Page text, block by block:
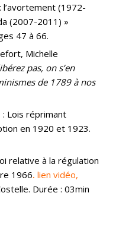
(1972-
(2007-2011) »
47 à 66.
Michelle
pas, on s’en
de 1789 à nos
Lois réprimant
en 1920 et 1923.
relative à la régulation
1966. lien vidéo,
Durée : 03min